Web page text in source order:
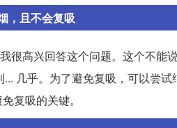
，且不会复吸
很高兴回答这个问题。这个不
几乎。为了避免复吸，可以尝
复吸的关键。